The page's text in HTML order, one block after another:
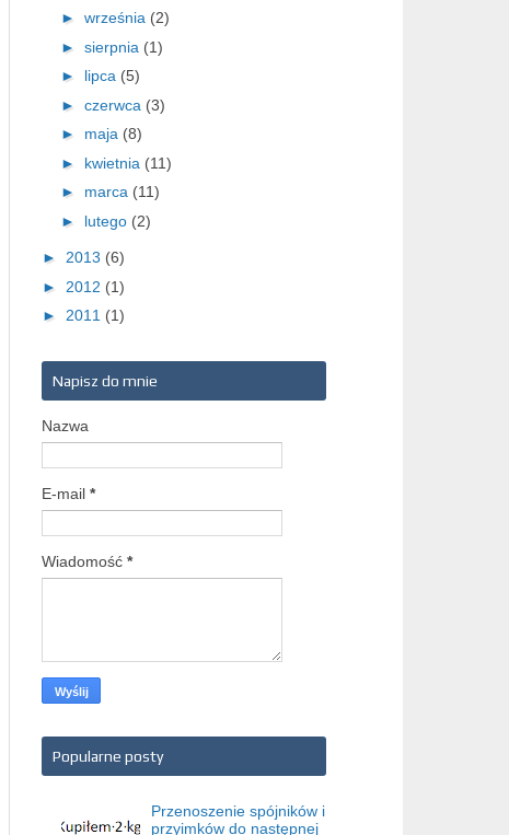
► września (2)
► sierpnia (1)
► lipca (5)
► czerwca (3)
► maja (8)
► kwietnia (11)
► marca (11)
► lutego (2)
► 2013 (6)
► 2012 (1)
► 2011 (1)
Napisz do mnie
Nazwa
E-mail *
Wiadomość *
Popularne posty
Przenoszenie spójników i
przyimków do następnej